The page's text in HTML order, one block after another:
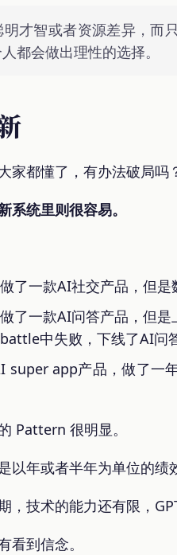
才智或者资源差异，而
都会做出理性的选择。
家都懂了，有办法破局吗
系统里则很容易。
了一款AI社交产品，但
了一款AI问答产品，但
中失败，下线了AI问
super app产品，做了一
Pattern 很明显。
以年或者半年为单位的绩
，技术的能力还有限，
看到信念。